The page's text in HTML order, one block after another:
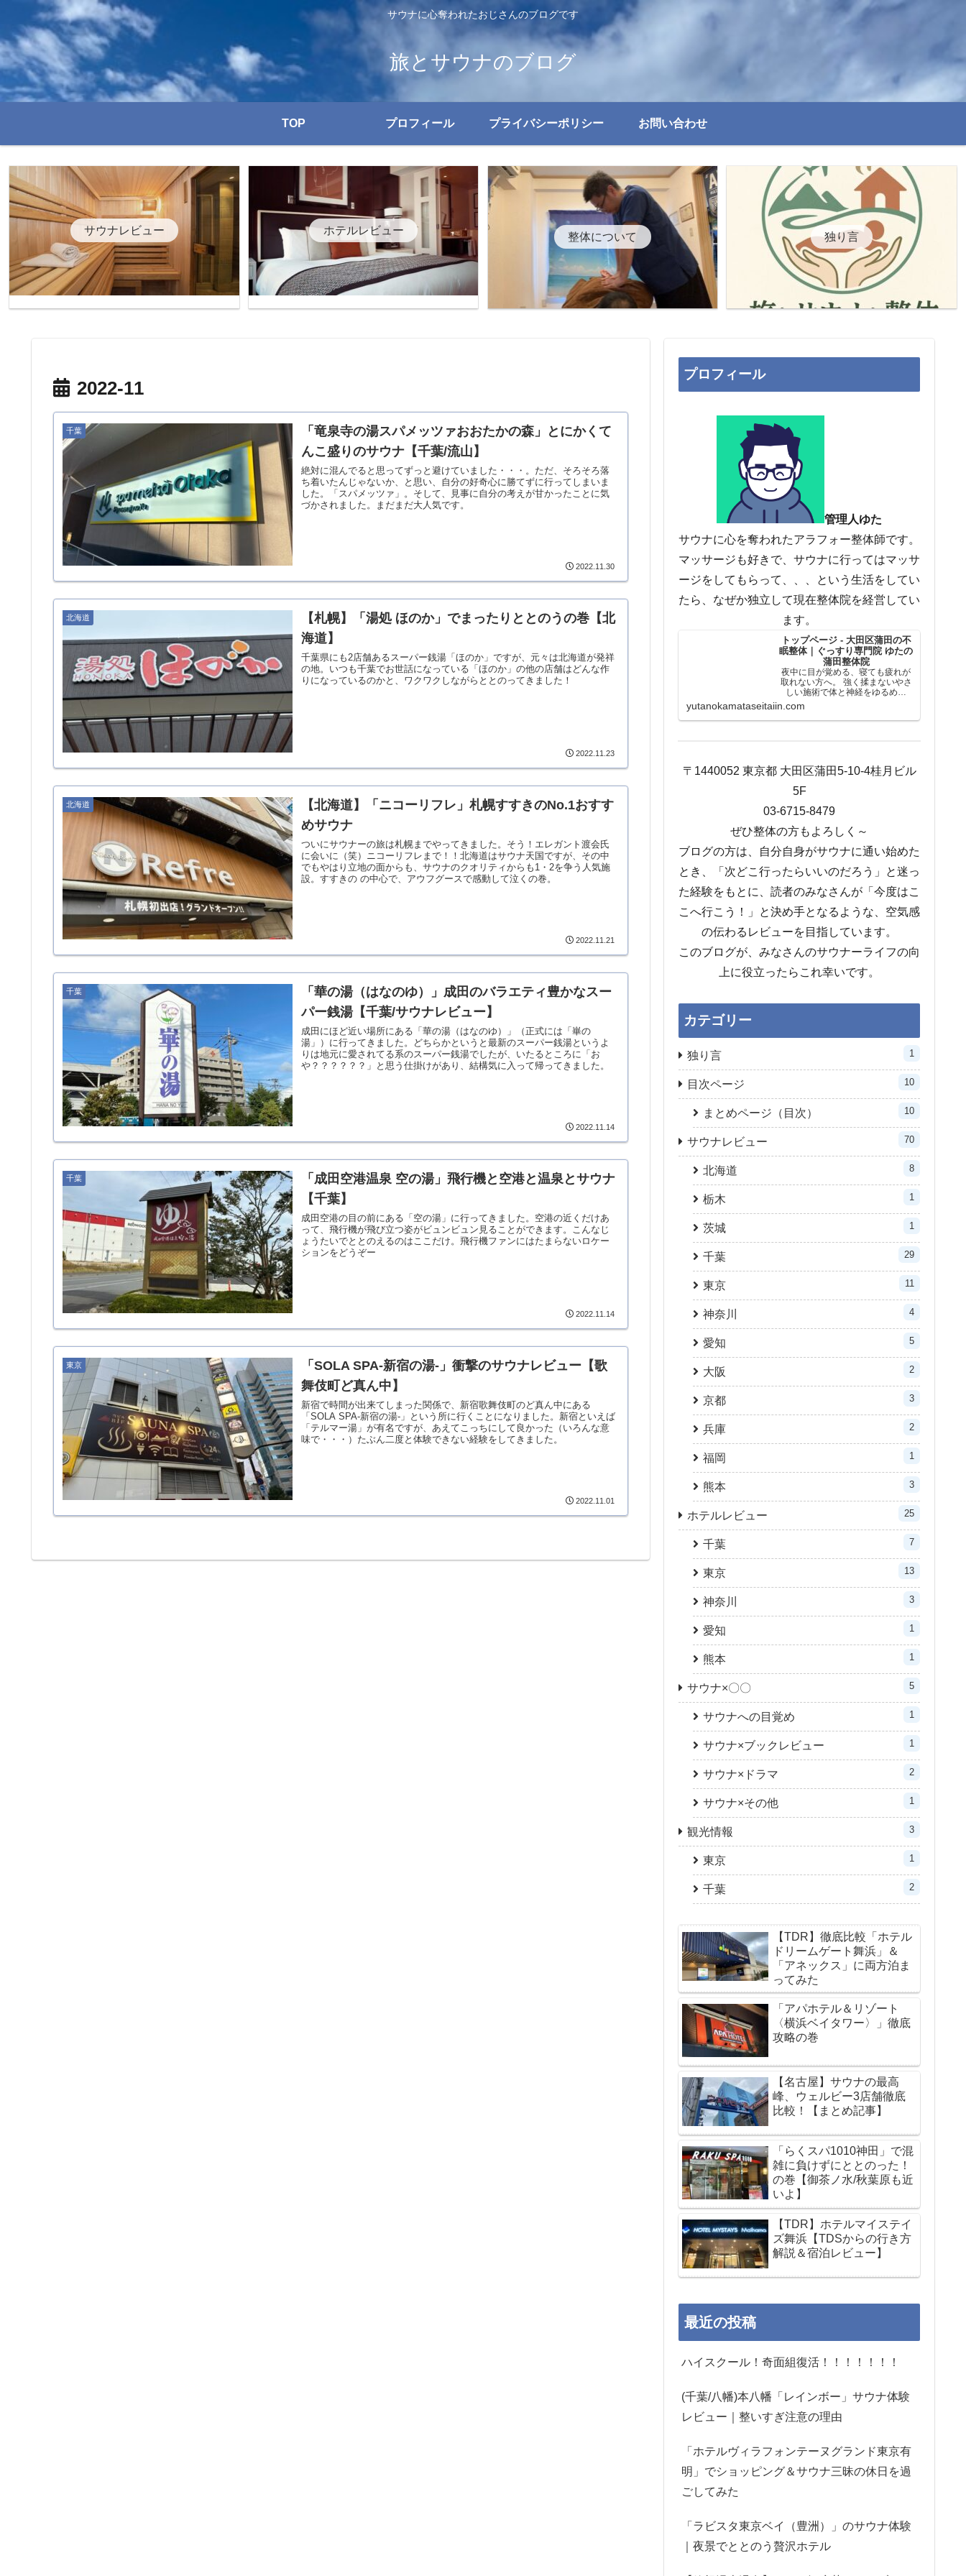
サウナに心奪われたおじさんのブログです
旅とサウナのブログ
TOP プロフィール プライバシーポリシー お問い合わせ
サウナレビュー ホテルレビュー 整体について 独り言
2022-11
千葉
「竜泉寺の湯スパメッツァおおたかの森」とにかくて
んこ盛りのサウナ【千葉/流山】
絶対に混んでると思ってずっと避けていました・・・。ただ、そろそろ落
ち着いたんじゃないか、と思い、自分の好奇心に勝てずに行ってしまいま
した。「スパメッツァ」。そして、見事に自分の考えが甘かったことに気
づかされました。まだまだ大人気です。
2022.11.30
北海道
【札幌】「湯処 ほのか」でまったりととのうの巻【北
海道】
千葉県にも2店舗あるスーパー銭湯「ほのか」ですが、元々は北海道が発祥
の地。いつも千葉でお世話になっている「ほのか」の他の店舗はどんな作
りになっているのかと、ワクワクしながらととのってきました！
2022.11.23
北海道
【北海道】「ニコーリフレ」札幌すすきのNo.1おすす
めサウナ
ついにサウナーの旅は札幌までやってきました。そう！エレガント渡会氏
に会いに（笑）ニコーリフレまで！！北海道はサウナ天国ですが、その中
でもやはり立地の面からも、サウナのクオリティからも1・2を争う人気施
設。すすきの の中心で、アウフグースで感動して泣くの巻。
2022.11.21
千葉
「華の湯（はなのゆ）」成田のバラエティ豊かなスー
パー銭湯【千葉/サウナレビュー】
成田にほど近い場所にある「華の湯（はなのゆ）」（正式には「崋の
湯」）に行ってきました。どちらかというと最新のスーパー銭湯というよ
りは地元に愛されてる系のスーパー銭湯でしたが、いたるところに「お
や？？？？？？」と思う仕掛けがあり、結構気に入って帰ってきました。
2022.11.14
千葉
「成田空港温泉 空の湯」飛行機と空港と温泉とサウナ
【千葉】
成田空港の目の前にある「空の湯」に行ってきました。空港の近くだけあ
って、飛行機が飛び立つ姿がビュンビュン見ることができます。こんなじ
ょうたいでととのえるのはここだけ。飛行機ファンにはたまらないロケー
ションをどうぞー
2022.11.14
東京
「SOLA SPA-新宿の湯-」衝撃のサウナレビュー【歌
舞伎町ど真ん中】
新宿で時間が出来てしまった関係で、新宿歌舞伎町のど真ん中にある
「SOLA SPA-新宿の湯-」という所に行くことになりました。新宿といえば
「テルマー湯」が有名ですが、あえてこっちにして良かった（いろんな意
味で・・・）たぶん二度と体験できない経験をしてきました。
2022.11.01
プロフィール
管理人ゆた
サウナに心を奪われたアラフォー整体師です。
マッサージも好きで、サウナに行ってはマッサ
ージをしてもらって、、、という生活をしてい
たら、なぜか独立して現在整体院を経営してい
ます。
トップページ - 大田区蒲田の不
眠整体｜ぐっすり専門院 ゆたの
蒲田整体院
夜中に目が覚める、寝ても疲れが
取れない方へ。 強く揉まないやさ
しい施術で体と神経をゆるめ、
し休みたい」それだけで予約して
大丈夫です。蒲田駅徒歩2分。
yutanokamataseitaiin.com
〒1440052 東京都 大田区蒲田5-10-4桂月ビル
5F
03-6715-8479
ぜひ整体の方もよろしく～
ブログの方は、自分自身がサウナに通い始めた
とき、「次どこ行ったらいいのだろう」と迷っ
た経験をもとに、読者のみなさんが「今度はこ
こへ行こう！」と決め手となるような、空気感
の伝わるレビューを目指しています。
このブログが、みなさんのサウナーライフの向
上に役立ったらこれ幸いです。
カテゴリー
独り言 1
目次ページ 10
まとめページ（目次） 10
サウナレビュー 70
北海道 8
栃木 1
茨城 1
千葉 29
東京 11
神奈川 4
愛知 5
大阪 2
京都 3
兵庫 2
福岡 1
熊本 3
ホテルレビュー 25
千葉 7
東京 13
神奈川 3
愛知 1
熊本 1
サウナ×〇〇 5
サウナへの目覚め 1
サウナ×ブックレビュー 1
サウナ×ドラマ 2
サウナ×その他 1
観光情報 3
東京 1
千葉 2
【TDR】徹底比較「ホテル
ドリームゲート舞浜」＆
「アネックス」に両方泊ま
ってみた
「アパホテル＆リゾート
〈横浜ベイタワー〉」徹底
攻略の巻
【名古屋】サウナの最高
峰、ウェルビー3店舗徹底
比較！【まとめ記事】
「らくスパ1010神田」で混
雑に負けずにととのった！
の巻【御茶ノ水/秋葉原も近
いよ】
【TDR】ホテルマイステイ
ズ舞浜【TDSからの行き方
解説＆宿泊レビュー】
最近の投稿
ハイスクール！奇面組復活！！！！！！！
(千葉/八幡)本八幡「レインボー」サウナ体験
レビュー｜整いすぎ注意の理由
「ホテルヴィラフォンテーヌグランド東京有
明」でショッピング＆サウナ三昧の休日を過
ごしてみた
「ラビスタ東京ベイ（豊洲）」のサウナ体験
｜夜景でととのう贅沢ホテル